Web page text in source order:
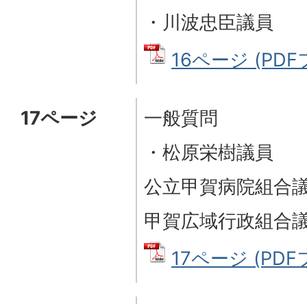
・川波忠臣議員
16ページ (PDF
17ページ
一般質問
・松原栄樹議員
公立甲賀病院組合
甲賀広域行政組合
17ページ (PDF